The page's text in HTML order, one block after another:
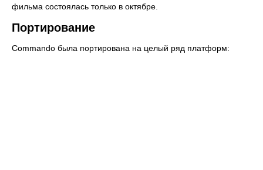
фильма состоялась только в октябре.
Портирование
Commando была портирована на целый ряд платформ: